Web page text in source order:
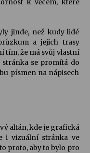
Humpolec. V Želivě ožije
Novenka v Klášteře
k věcem, které
jinde, než kudy lidé
a jejich trasy
tím, že má svůj vlastní
se promítá do
písmen na nápisech
altán, kde je grafická
i vizuální stránka ve
proto, aby to bylo pro